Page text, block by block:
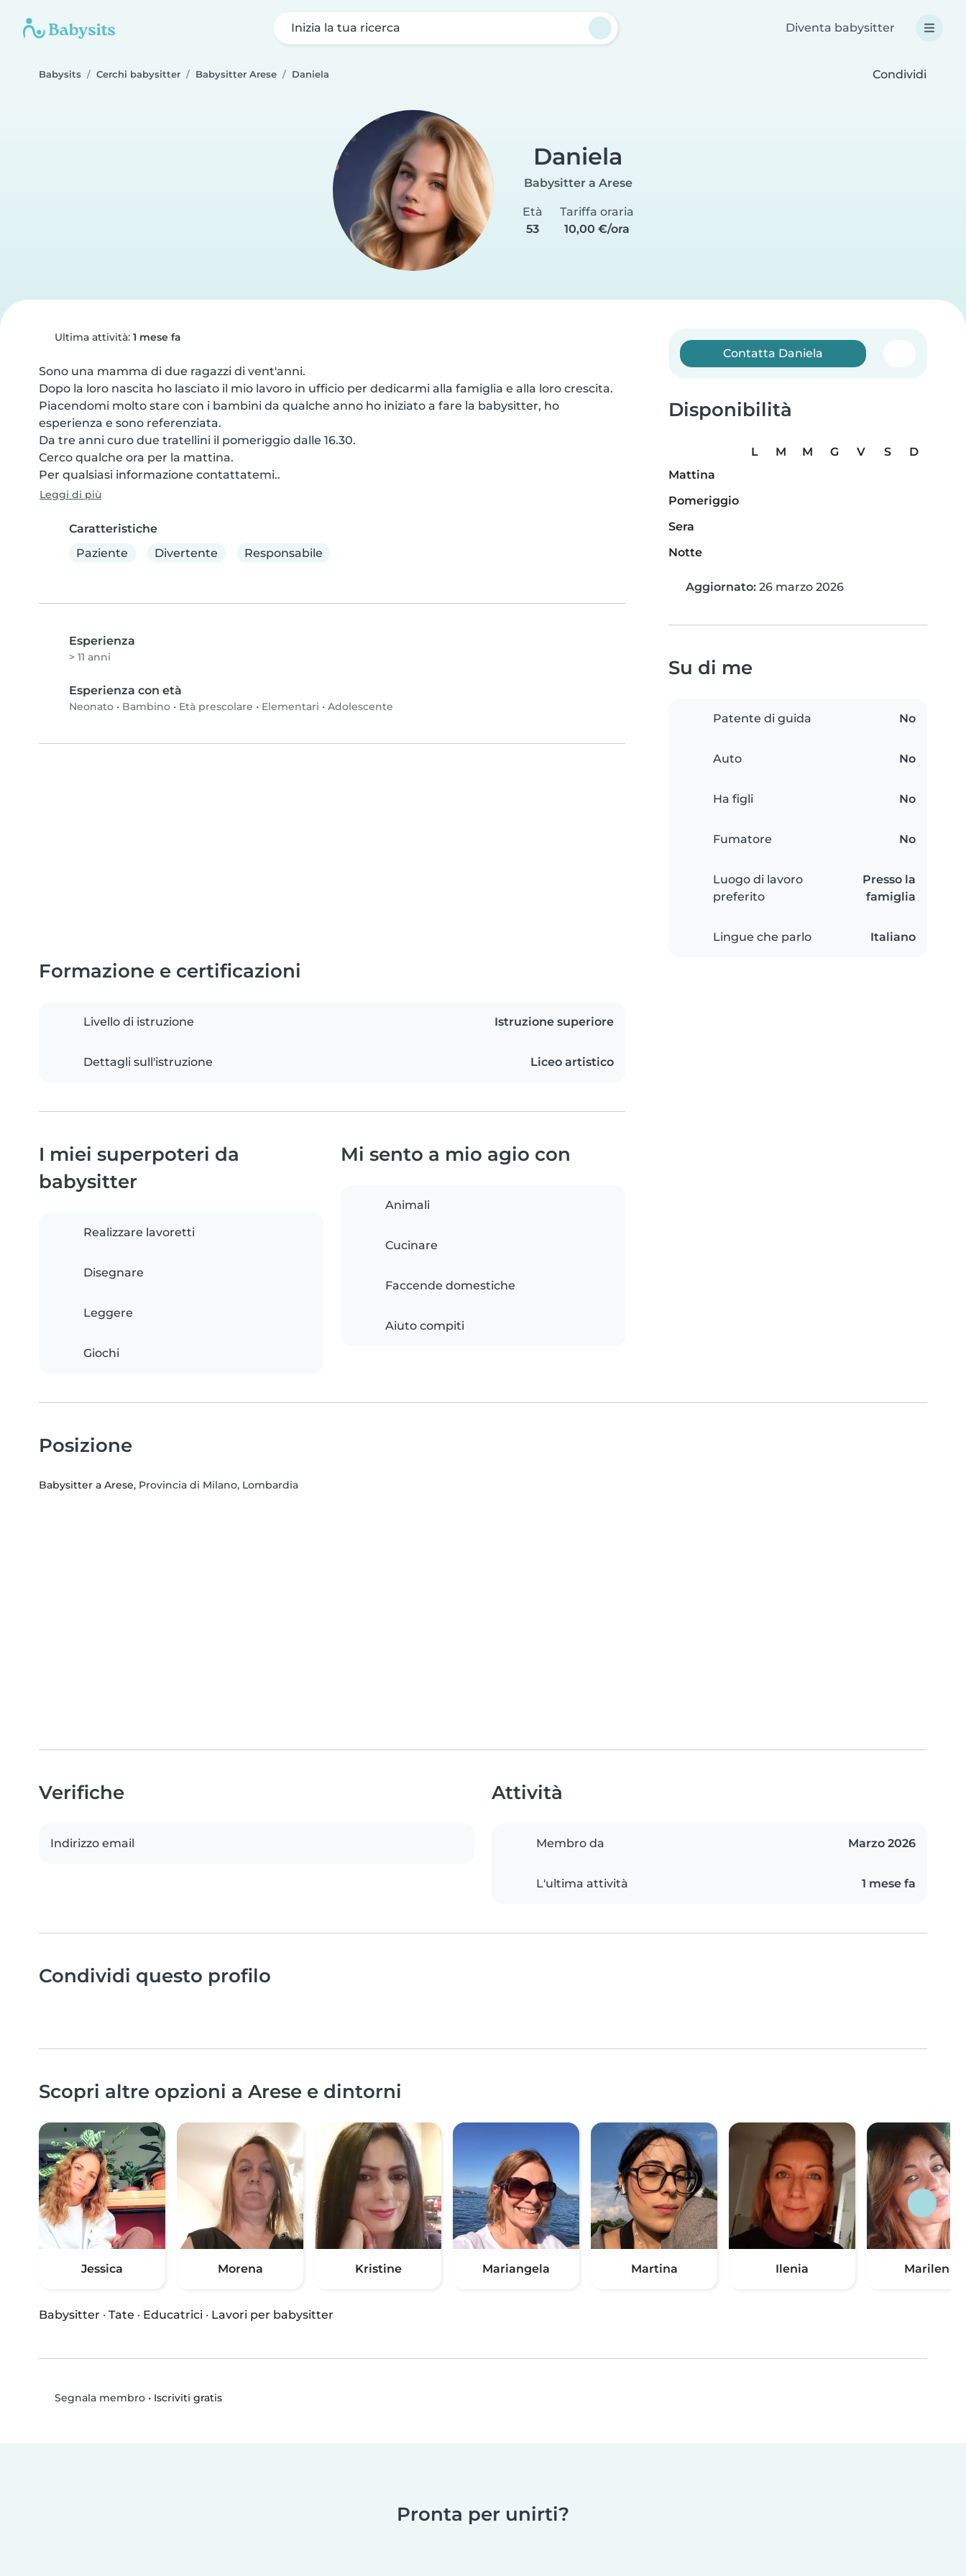
Inizia la tua ricerca Diventa babysitter
Babysits Cerchi babysitter Babysitter Arese Daniela Condividi
Daniela
Babysitter a Arese
Età
53
Tariffa oraria
10,00 €/ora
Ultima attività: 1 mese fa
Sono una mamma di due ragazzi di vent'anni.
Dopo la loro nascita ho lasciato il mio lavoro in ufficio per dedicarmi alla famiglia e alla loro crescita.
Piacendomi molto stare con i bambini da qualche anno ho iniziato a fare la babysitter, ho
esperienza e sono referenziata.
Da tre anni curo due tratellini il pomeriggio dalle 16.30.
Cerco qualche ora per la mattina.
Per qualsiasi informazione contattatemi..
Leggi di più
Caratteristiche
Paziente
Divertente Responsabile
Esperienza
> 11 anni
Esperienza con età
Neonato • Bambino • Età prescolare • Elementari • Adolescente
Contatta Daniela
Disponibilità
L M M G V S
D
Mattina
Pomeriggio
Sera
Notte
Aggiornato: 26 marzo 2026
Su di me
Patente di guida No
Auto No
Ha figli No
Fumatore No
Luogo di lavoro
preferito
Presso la
famiglia
Lingue che parlo Italiano
Formazione e certificazioni
Livello di istruzione Istruzione superiore
Dettagli sull'istruzione Liceo artistico
I miei superpoteri da
babysitter
Realizzare lavoretti
Disegnare
Leggere
Giochi
Mi sento a mio agio con
Animali
Cucinare
Faccende domestiche
Aiuto compiti
Posizione
Babysitter a Arese, Provincia di Milano, Lombardia
Verifiche
Indirizzo email
Attività
Membro da Marzo 2026
L'ultima attività 1 mese fa
Condividi questo profilo
Scopri altre opzioni a Arese e dintorni
Jessica Morena Kristine Mariangela Martina Ilenia Marilena
Babysitter · Tate · Educatrici · Lavori per babysitter
Segnala membro• Iscriviti gratis
Pronta per unirti?